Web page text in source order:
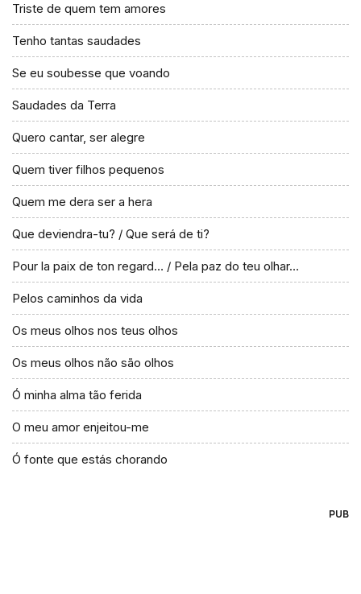
Triste de quem tem amores
Tenho tantas saudades
Se eu soubesse que voando
Saudades da Terra
Quero cantar, ser alegre
Quem tiver filhos pequenos
Quem me dera ser a hera
Que deviendra-tu? / Que será de ti?
Pour la paix de ton regard… / Pela paz do teu olhar…
Pelos caminhos da vida
Os meus olhos nos teus olhos
Os meus olhos não são olhos
Ó minha alma tão ferida
O meu amor enjeitou-me
Ó fonte que estás chorando
PUB